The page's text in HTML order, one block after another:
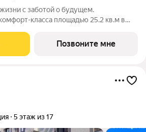
с заботой о будущем.
класса площадью 25.2 кв.м в
на выбор: может быть
В
Позвоните мне
5 этаж из 17